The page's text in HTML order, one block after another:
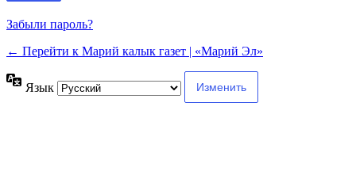
Забыли пароль?
← Перейти к Марий калык газет | «Марий Эл»
Язык